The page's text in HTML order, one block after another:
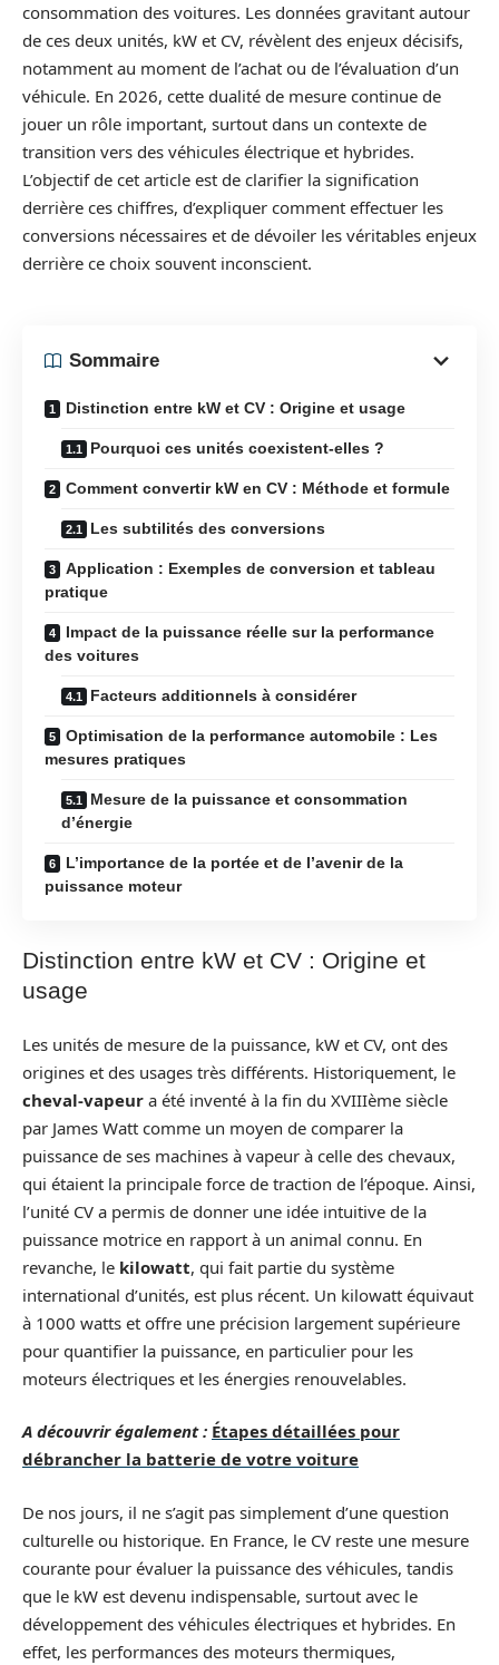
consommation des voitures. Les données gravitant autour
de ces deux unités, kW et CV, révèlent des enjeux décisifs,
notamment au moment de l’achat ou de l’évaluation d’un
véhicule. En 2026, cette dualité de mesure continue de
jouer un rôle important, surtout dans un contexte de
transition vers des véhicules électrique et hybrides.
L’objectif de cet article est de clarifier la signification
derrière ces chiffres, d’expliquer comment effectuer les
conversions nécessaires et de dévoiler les véritables enjeux
derrière ce choix souvent inconscient.
Sommaire
Distinction entre kW et CV : Origine et usage
Pourquoi ces unités coexistent-elles ?
Comment convertir kW en CV : Méthode et formule
Les subtilités des conversions
Application : Exemples de conversion et tableau
pratique
Impact de la puissance réelle sur la performance
des voitures
Facteurs additionnels à considérer
Optimisation de la performance automobile : Les
mesures pratiques
Mesure de la puissance et consommation
d’énergie
L’importance de la portée et de l’avenir de la
puissance moteur
Distinction entre kW et CV : Origine et
usage
Les unités de mesure de la puissance, kW et CV, ont des
origines et des usages très différents. Historiquement, le
cheval-vapeur a été inventé à la fin du XVIIIème siècle
par James Watt comme un moyen de comparer la
puissance de ses machines à vapeur à celle des chevaux,
qui étaient la principale force de traction de l’époque. Ainsi,
l’unité CV a permis de donner une idée intuitive de la
puissance motrice en rapport à un animal connu. En
revanche, le kilowatt, qui fait partie du système
international d’unités, est plus récent. Un kilowatt équivaut
à 1000 watts et offre une précision largement supérieure
pour quantifier la puissance, en particulier pour les
moteurs électriques et les énergies renouvelables.
A découvrir également : Étapes détaillées pour
débrancher la batterie de votre voiture
De nos jours, il ne s’agit pas simplement d’une question
culturelle ou historique. En France, le CV reste une mesure
courante pour évaluer la puissance des véhicules, tandis
que le kW est devenu indispensable, surtout avec le
développement des véhicules électriques et hybrides. En
effet, les performances des moteurs thermiques,